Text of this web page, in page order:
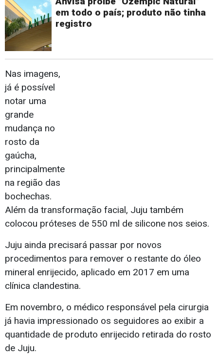
em todo o país; produto não tinha
registro
Nas imagens,
já é possível
notar uma
grande
mudança no
rosto da
gaúcha,
principalmente
na região das
bochechas.
Além da transformação facial, Juju também
colocou próteses de 550 ml de silicone nos seios.
Juju ainda precisará passar por novos
procedimentos para remover o restante do óleo
mineral enrijecido, aplicado em 2017 em uma
clínica clandestina.
Em novembro, o médico responsável pela cirurgia
já havia impressionado os seguidores ao exibir a
quantidade de produto enrijecido retirada do rosto
de Juju.